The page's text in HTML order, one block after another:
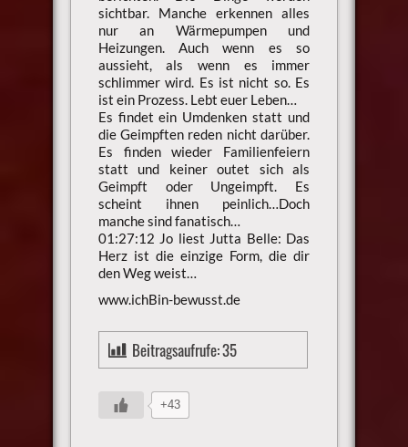
sichtbar. Manche erkennen alles
nur an Wärmepumpen und
Heizungen. Auch wenn es so
aussieht, als wenn es immer
schlimmer wird. Es ist nicht so. Es
ist ein Prozess. Lebt euer Leben…
Es findet ein Umdenken statt und
die Geimpften reden nicht darüber.
Es finden wieder Familienfeiern
statt und keiner outet sich als
Geimpft oder Ungeimpft. Es
scheint ihnen peinlich…Doch
manche sind fanatisch…
01:27:12 Jo liest Jutta Belle: Das
Herz ist die einzige Form, die dir
den Weg weist…
www.ichBin-bewusst.de
Beitragsaufrufe:35
+43